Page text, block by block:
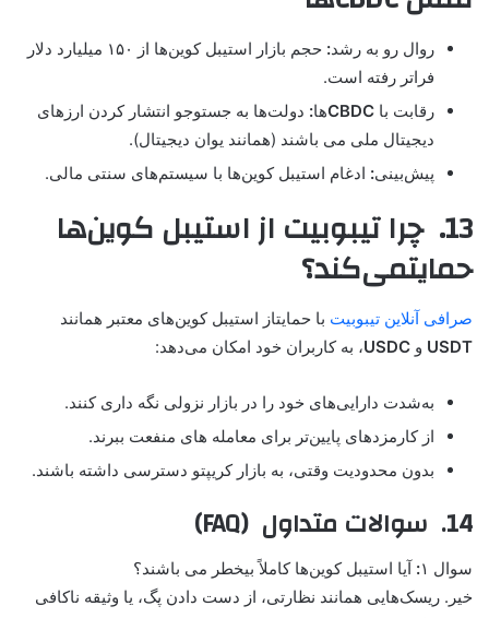
روال رو به رشد:
حجم بازار استیبل کوین‌ها از ۱۵۰ میلیارد دلار
فراتر رفته است.
رقابت با CBDCها: دولت‌ها به جستوجو انتشار کردن ارزهای
دیجیتال ملی می باشند (همانند یوان دیجیتال).
پیش‌بینی: ادغام استیبل کوین‌ها با سیستم‌های سنتی مالی.
13. چرا تیبوبیت از استیبل کوین‌ها
حمایتمی‌کند؟
صرافی آنلاین تیبوبیت با حمایتاز استیبل کوین‌های معتبر همانند
USDT و USDC، به کاربران خود امکان می‌دهد:
به‌شدت دارایی‌های خود را در بازار نزولی نگه داری کنند.
از کارمزدهای پایین‌تر برای معامله های منفعت ببرند.
بدون محدودیت وقتی، به بازار کریپتو دسترسی داشته باشند.
14. سوالات متداول (FAQ)
سوال ۱ :آیا استیبل کوین‌ها کاملاً بیخطر می باشند؟
خیر. ریسک‌هایی همانند نظارتی، از دست دادن پگ، یا وثیقه ناکافی